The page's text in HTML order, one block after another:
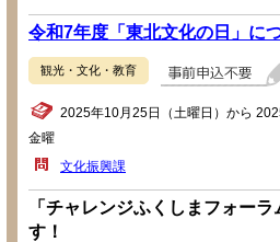
令和7年度「東北文化の日」に
観光・文化・教育
2025年10月25日（土曜日）から
金曜
文化振興課
「チャレンジふくしまフォー
す！